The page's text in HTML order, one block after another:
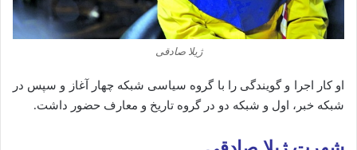
ژیلا صادقی
او کار اجرا و گویندگی را با گروه سیاسی شبکه چهار آغاز و سپس در
شبکه خبر، اول و شبکه دو در گروه تاریخ و معارف حضور داشت.